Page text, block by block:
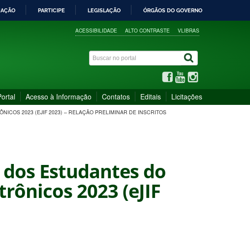
PARTICIPE LEGISLAÇÃO ÓRGÃOS DO GOVERNO
ACESSIBILIDADE ALTO CONTRASTE VLIBRAS
Acesso à Informação Contatos Editais Licitações
2023 (EJIF 2023) – RELAÇÃO PRELIMINAR DE INSCRITOS
Estudantes do
2023 (eJIF